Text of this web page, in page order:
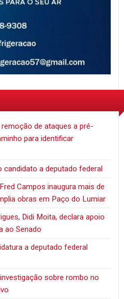
de ataques a pré-
para identificar
a deputado federal
Campos inaugura mais de
obras em Paço do Lumiar
Didi Moita, declara apoio
ao Senado
a deputado federal
sobre rombo no